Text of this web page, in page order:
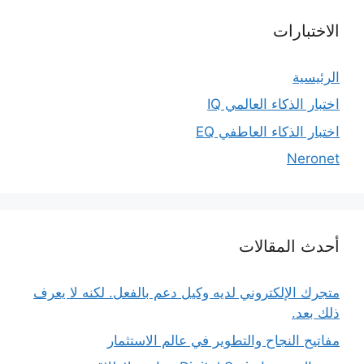
الاختبارات
الرئيسية
اختبار الذكاء العالمي IQ
اختبار الذكاء العاطفي EQ
Neronet
أحدث المقالات
متجرك الإلكتروني لديه وكيل دعم بالفعل. لكنه لا يعرف
ذلك بعد.
مفاتيح النجاح والتطوير في عالم الاستثمار